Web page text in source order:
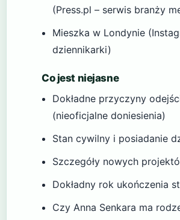
(Press.pl – serwis branży
Mieszka w Londynie
dziennikarki)
Co jest niejasne
Dokładne przyczyny
(nieoficjalne doniesienia)
Stan cywilny i posiadanie
Szczegóły nowych
Dokładny rok ukończenia
Czy Anna Senkara ma